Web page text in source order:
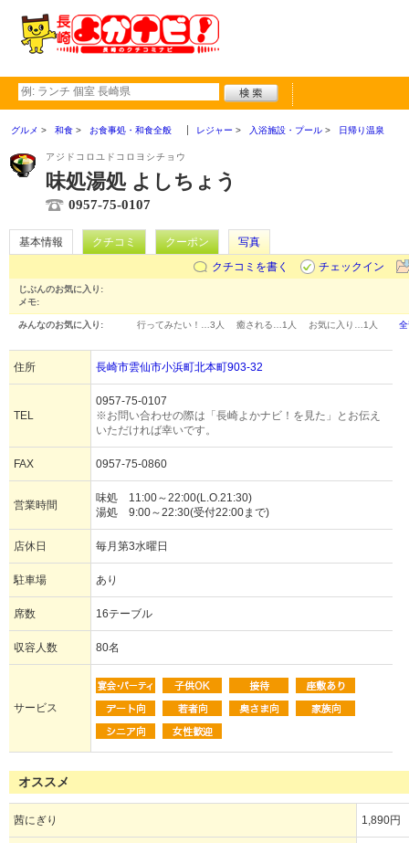
グルメ 和食 お食事処・和食全般 レジャー 入浴施設・プール 日帰り温泉
アジドコロユドコロヨシチョウ
味処湯処 よしちょう
0957-75-0107
基本情報 クチコミ クーポン
写真
クチコミを書く
チェックイン
じぶんのお気に入り:
メモ:
みんなのお気に入り: 行ってみたい！… 3人 癒される… 1人 お気に入り… 1人
住所 長崎市雲仙市小浜町北本町903-32
TEL
0957-75-0107
※お問い合わせの際は「長崎よかナビ！を見た」とお伝え
いただければ幸いです。
FAX 0957-75-0860
営業時間
味処 11:00～22:00(L.O.21:30)
湯処 9:00～22:30(受付22:00まで)
店休日 毎月第3水曜日
駐車場 あり
席数 16テーブル
収容人数 80名
サービス
オススメ
茜にぎり 1,890円